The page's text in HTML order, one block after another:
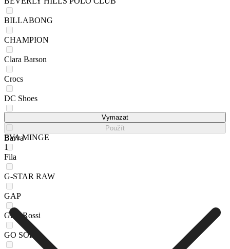
BILLABONG
CHAMPION
Clara Barson
Crocs
DC Shoes
EVA MINGE
Fila
G-STAR RAW
GAP
Gino Rossi
GO SOFT
Vymazat
Použít
Barva
1